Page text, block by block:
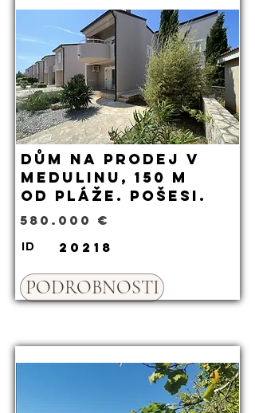
Dům na prodej v
Medulinu, 150 m
od pláže. Pošesi.
580.000 €
ID 20218
PODROBNOSTI